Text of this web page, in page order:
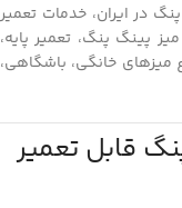
در ایران، خدمات تعمیر
پینگ پنگ، تعمیر پایه،
میزهای خانگی، باشگاهی،
قابل تعمیر